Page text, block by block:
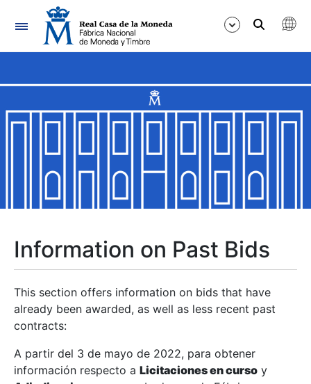
Navigation
Show/Hide
Show/Hide
Show/Hide
Show/Hide
Show/Hide
Information on Past Bids
This section offers information on bids that have
already been awarded, as well as less recent past
contracts:
A partir del 3 de mayo de 2022, para obtener
información respecto a Licitaciones en curso y